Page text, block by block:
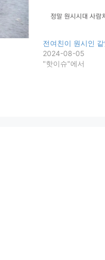
전여친이 원시인
2024-08-05
"핫이슈"에서